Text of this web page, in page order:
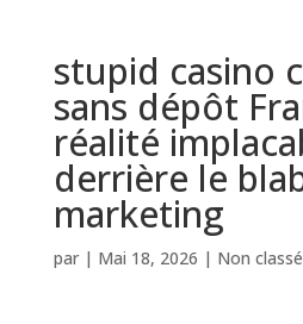
stupid casino
sans dépôt
réalité
derrière le
marketing
par | Mai 18, 2026 | Non classé